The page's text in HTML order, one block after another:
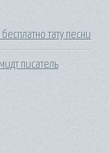
бесплатно тату песни
писатель